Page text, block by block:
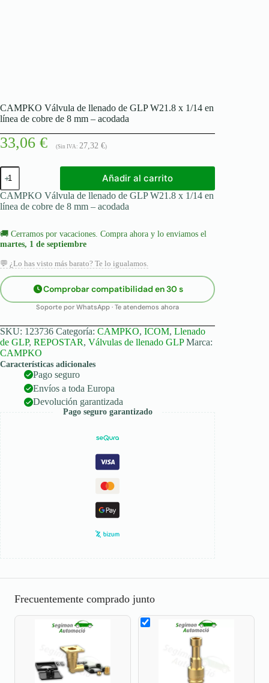
CAMPKO Válvula de llenado de GLP W21.8 x 1/14 en
línea de cobre de 8 mm – acodada
33,06 € (Sin IVA: 27,32 €)
CAMPKO
Válvula
de
llenado
de
W21.8
x
en
de
cobre
de
mm
-
acodada
cantidad
Añadir al carrito
CAMPKO Válvula de llenado de GLP W21.8 x 1/14 en
línea de cobre de 8 mm – acodada
🚚 Cerramos por vacaciones. Compra ahora y lo enviamos el
martes, 1 de septiembre
💬 ¿Lo has visto más barato? Te lo igualamos.
Comprobar compatibilidad en 30 s
Soporte por WhatsApp · Te atendemos ahora
SKU: 123736 Categoría: CAMPKO, ICOM, Llenado
de GLP, REPOSTAR, Válvulas de llenado GLP Marca:
CAMPKO
Características adicionales
Pago seguro
Envíos a toda Europa
Devolución garantizada
Pago seguro garantizado
Frecuentemente comprado junto